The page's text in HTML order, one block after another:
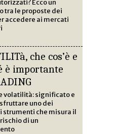
Ecco un
tra le proposte dei
accedere ai mercati
che cos’è e
è importante
volatilità: significato e
uno dei
strumenti che misura il
di un